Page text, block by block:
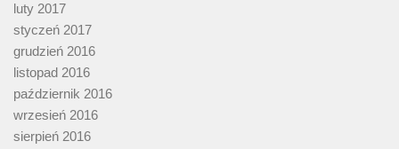
luty 2017
styczeń 2017
grudzień 2016
listopad 2016
październik 2016
wrzesień 2016
sierpień 2016